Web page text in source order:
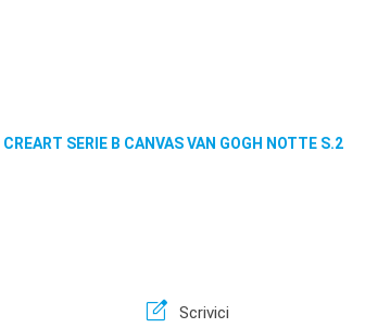
CREART SERIE B CANVAS VAN GOGH NOTTE S.2
edit_square Scrivici